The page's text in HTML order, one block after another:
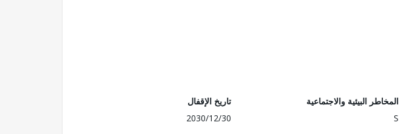
المخاطر البيئية والاجتماعية
S
تاريخ الإقفال
2030/12/30